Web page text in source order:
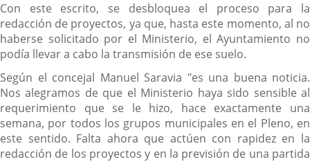
Con este escrito, se desbloquea el proceso para la
redacción de proyectos, ya que, hasta este momento, al no
haberse solicitado por el Ministerio, el Ayuntamiento no
podía llevar a cabo la transmisión de ese suelo.
Según el concejal Manuel Saravia "es una buena noticia.
Nos alegramos de que el Ministerio haya sido sensible al
requerimiento que se le hizo, hace exactamente una
semana, por todos los grupos municipales en el Pleno, en
este sentido. Falta ahora que actúen con rapidez en la
redacción de los proyectos y en la previsión de una partida